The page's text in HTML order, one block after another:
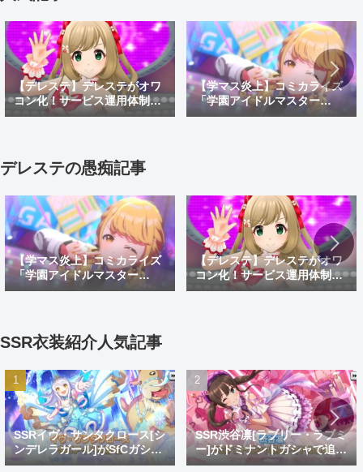
【デレステ】デレステがオワ
コン化！サービス運用体制変
更でサ終秒読み開始！デレス
【学マス炎上】コミカライズ
「学園アイドルマスター
GOLD RUSH」でオリキャラ
デレステの愚痴記事
【学マス炎上】コミカライズ
「学園アイドルマスター
GOLD RUSH」でオリキャラ
【デレステ】デレステがオワ
コン化！サービス運用体制変
更でサ終秒読み開始！デレス
SSR衣装紹介人気記事
SSRイヴ・サンタクロース[シ
ンデレラガール]がSfCガシャ
で登場！おめでとうイヴ。大
SSR渋谷凛[ラブリー・ラブミ
ー]がドミナントガシャで追
加！蒼を捨てし8周目先発ゴ